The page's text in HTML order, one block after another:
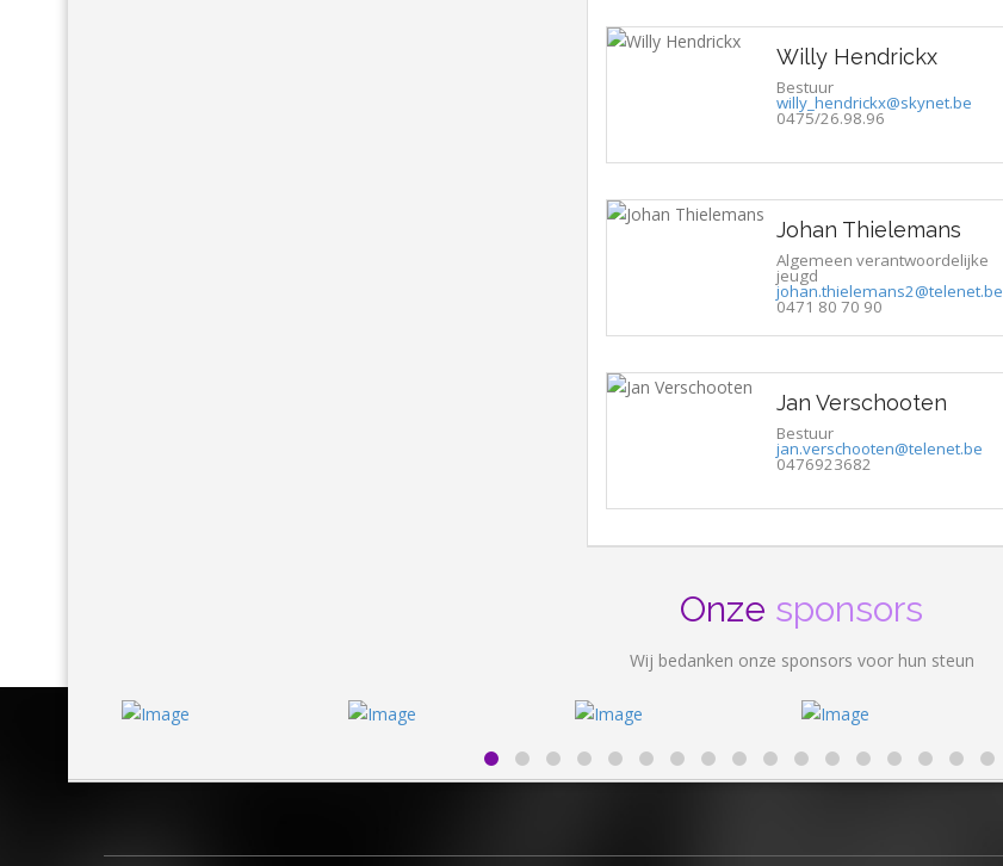
Willy Hendrickx
Bestuur
willy_hendrickx@skynet.be
0475/26.98.96
Johan Thielemans
Algemeen verantwoordelijke
jeugd
johan.thielemans2@telenet.be
0471 80 70 90
Jan Verschooten
Bestuur
jan.verschooten@telenet.be
0476923682
Onze sponsors
Wij bedanken onze sponsors voor hun steun